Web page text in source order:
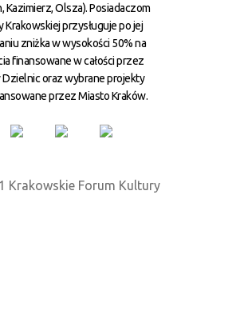
Kazimierz, Olsza). Posiadaczom
Krakowskiej przysługuje po jej
zniżka w wysokości 50% na
finansowane w całości przez
Dzielnic oraz wybrane projekty
przez Miasto Kraków.
Krakowskie Forum Kultury